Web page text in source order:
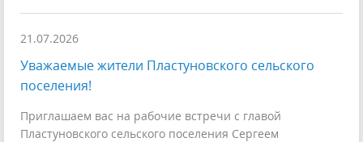
21.07.2026
Уважаемые жители Пластуновского сельского
поселения!
Приглашаем вас на рабочие встречи с главой
Пластуновского сельского поселения Сергеем